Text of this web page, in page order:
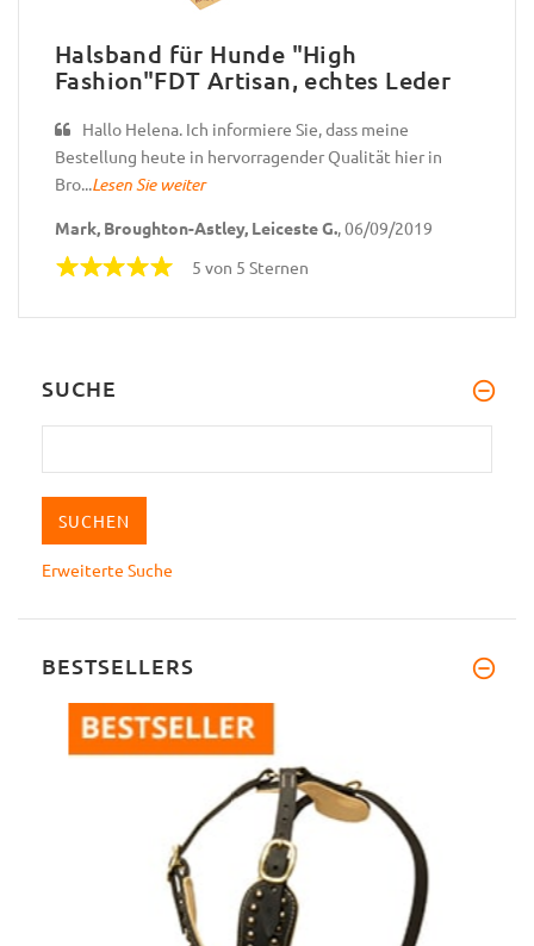
Halsband für Hunde "High
Fashion"FDT Artisan, echtes Leder
Hallo Helena. Ich informiere Sie, dass meine
Bestellung heute in hervorragender Qualität hier in
Bro...Lesen Sie weiter
Mark, Broughton-Astley, Leiceste G., 06/09/2019
5 von 5 Sternen
SUCHE
Erweiterte Suche
BESTSELLERS